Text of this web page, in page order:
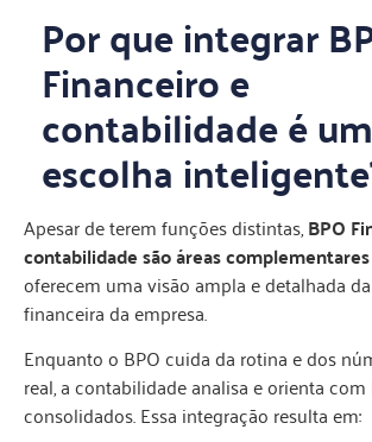
Por que integrar
Financeiro e
contabilidade é
escolha
Apesar de terem funções distintas,BPO
contabilidade são áreas complementares
oferecem uma visão ampla e detalhada
financeira da empresa.
Enquanto o BPO cuida da rotina e dos
real, a contabilidade analisa e orienta
consolidados. Essa integração resulta em: